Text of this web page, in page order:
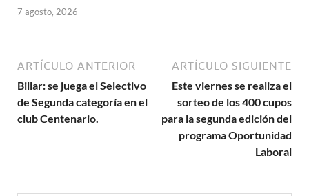
7 agosto, 2026
ARTÍCULO ANTERIOR
Billar: se juega el Selectivo
de Segunda categoría en el
club Centenario.
ARTÍCULO SIGUIENTE
Este viernes se realiza el
sorteo de los 400 cupos
para la segunda edición del
programa Oportunidad
Laboral